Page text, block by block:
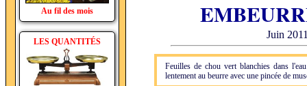
Au fil des mois
LES QUANTITÉS
Juin
Feuilles de chou vert blanchies dans
lentement au beurre avec une pincée de